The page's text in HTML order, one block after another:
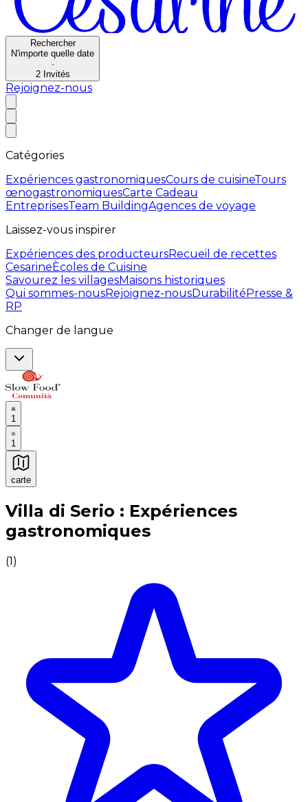
Rechercher
N'importe quelle date
·
2 Invités
Rejoignez-nous
Catégories
Expériences gastronomiquesCours de cuisineTours
œnogastronomiquesCarte Cadeau
EntreprisesTeam BuildingAgences de voyage
Laissez-vous inspirer
Expériences des producteursRecueil de recettes
CesarineÈcoles de Cuisine
Savourez les villagesMaisons historiques
Qui sommes-nousRejoignez-nousDurabilitéPresse &
RP
Changer de langue
1
1
carte
Expériences culinaires inoubliables : Expériences
Villa di Serio : Expériences
gastronomiques
(1)